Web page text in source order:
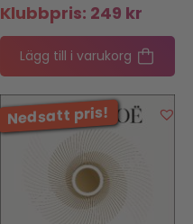
Klubbpris: 249 kr
Lägg till i varukorg